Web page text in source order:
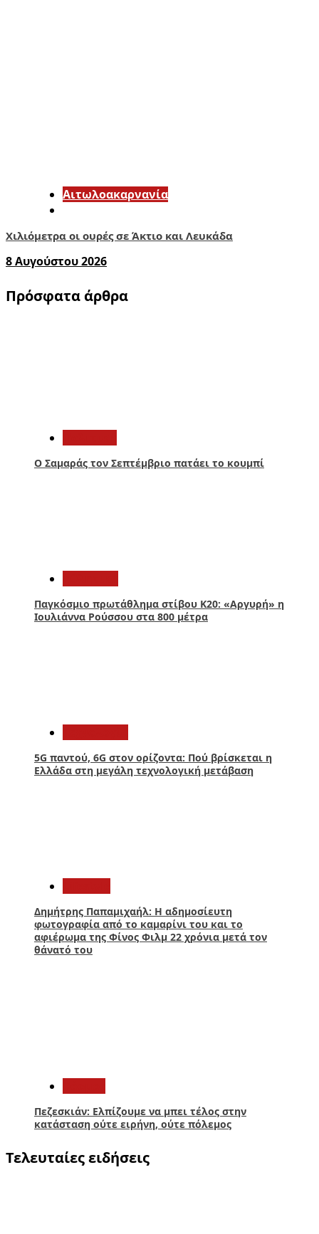
Αιτωλοακαρνανία
Χιλιόμετρα οι ουρές σε Άκτιο και Λευκάδα
8 Αυγούστου 2026
Πρόσφατα άρθρα
Ο Σαμαράς τον Σεπτέμβριο πατάει το κουμπί
Παγκόσμιο πρωτάθλημα στίβου Κ20: «Αργυρή» η
Ιουλιάννα Ρούσσου στα 800 μέτρα
5G παντού, 6G στον ορίζοντα: Πού βρίσκεται η
Ελλάδα στη μεγάλη τεχνολογική μετάβαση
Δημήτρης Παπαμιχαήλ: Η αδημοσίευτη
φωτογραφία από το καμαρίνι του και το
αφιέρωμα της Φίνος Φιλμ 22 χρόνια μετά τον
θάνατό του
Πεζεσκιάν: Ελπίζουμε να μπει τέλος στην
κατάσταση ούτε ειρήνη, ούτε πόλεμος
Τελευταίες ειδήσεις